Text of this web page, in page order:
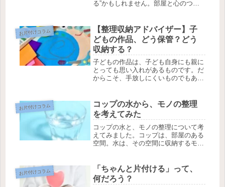
る”かもしれません。部屋と心のつな
お片付けコラム
【整理収納アドバイザー】子
どもの作品、どう保管？どう
収納する？
子どもの作品は、子ども自身にも親に
とっても思い入れがあるものです。だ
からこそ、手放しにくいものでもある
の作品の管理の考え方や保管方法につ
いて紹介します。
お片付けコラム
コップの水から、モノの整理
を考えてみた
コップの水と、モノの整理について考
えてみました。コップは、部屋のある
空間。水は、その空間に収納するモ
お片付けコラム
「ちゃんと片付ける」って、
何だろう？